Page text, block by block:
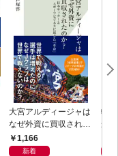
大宮アルディージャは
なぜ外資に買収された
のか？～日本サッカー
とスポーツビジネスに
1,166
新着
転
か